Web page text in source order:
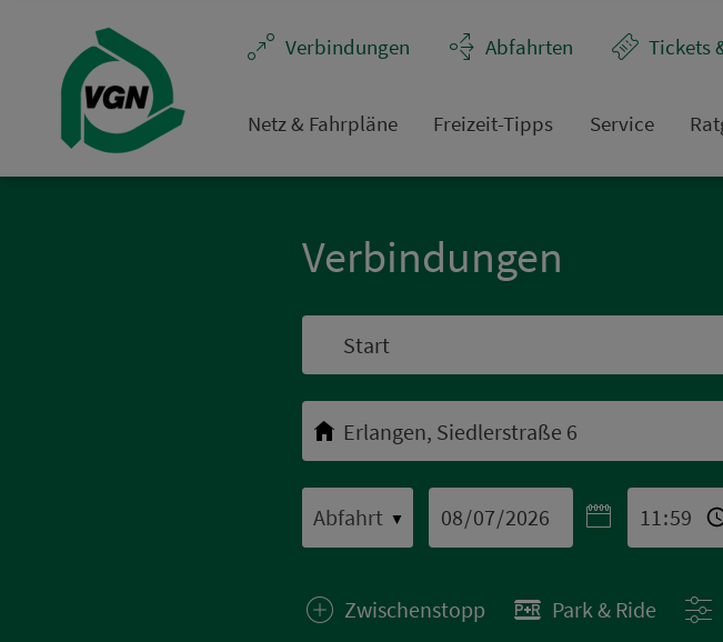
Ver­bin­dungen
Abfahrten Tickets
Netz & Fahrpläne Frei­zeit-Tipps Service
Ver­bin­dungen
▼
Zwischenstopp Park & Ride